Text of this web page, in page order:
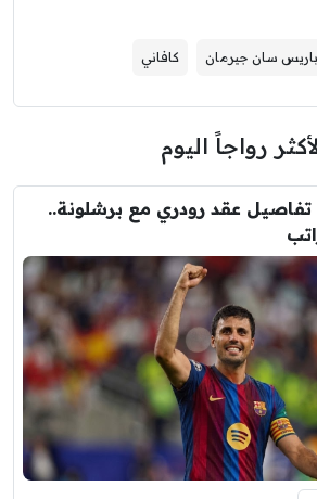
باريس سان جيرمان كافاني
رواجاً اليوم
عقد رودري مع برشلونة..